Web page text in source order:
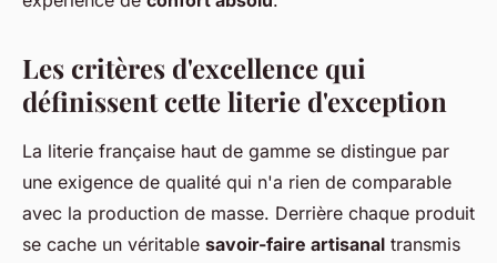
Les critères d'excellence qui
définissent cette literie d'exception
La literie française haut de gamme se distingue par
une exigence de qualité qui n'a rien de comparable
avec la production de masse. Derrière chaque produit
se cache un véritable savoir-faire artisanal transmis